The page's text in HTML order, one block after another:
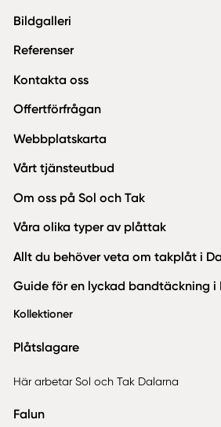
Bildgalleri
Referenser
Kontakta oss
Offertförfrågan
Webbplatskarta
Vårt tjänsteutbud
Om oss på Sol och Tak
Våra olika typer av plåttak
Allt du behöver veta om takplåt i
Guide för en lyckad bandtäckning i
Kollektioner
Plåtslagare
Här arbetar Sol och Tak Dalarna
Falun